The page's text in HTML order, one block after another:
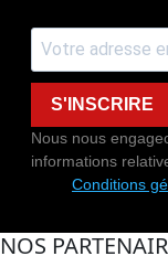
S'INSCRIRE
Nous nous
informations
Conditions
NOS